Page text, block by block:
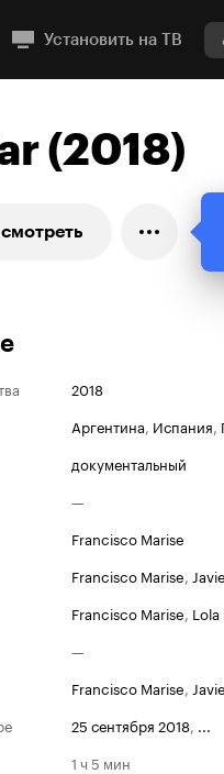
Установить на ТВ
(2018)
2018
Аргентина, Испания,
документальный
—
Francisco Marise
Francisco Marise,
Francisco Marise,
—
Francisco Marise,
25 сентября 2018, ...
1 ч 5 мин